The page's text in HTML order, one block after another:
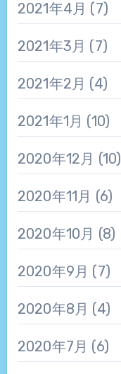
2021年4月 (7)
2021年3月 (7)
2021年2月 (4)
2021年1月 (10)
2020年12月 (10)
2020年11月 (6)
2020年10月 (8)
2020年9月 (7)
2020年8月 (4)
2020年7月 (6)